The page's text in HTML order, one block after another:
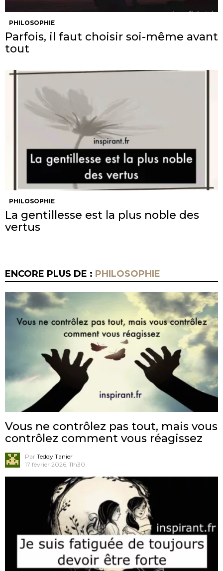
PHILOSOPHIE
Parfois, il faut choisir soi-même avant
tout
PHILOSOPHIE
La gentillesse est la plus noble des
vertus
ENCORE PLUS DE : PHILOSOPHIE
Vous ne contrôlez pas tout, mais vous
contrôlez comment vous réagissez
Par Teddy Tanier
17 février 2026, 11h30